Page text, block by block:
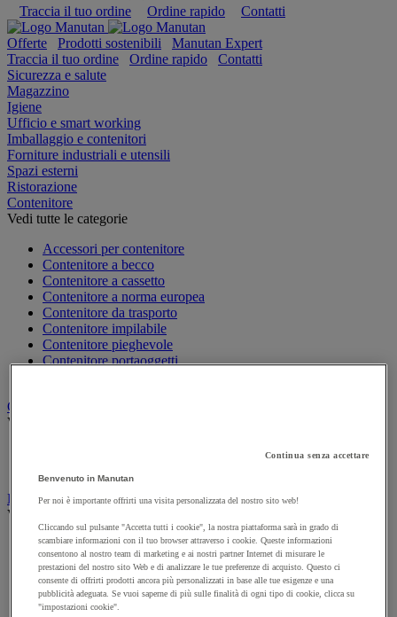
Traccia il tuo ordine
Ordine rapido Contatti
Offerte Prodotti sostenibili
Manutan Expert
Traccia il tuo ordine
Ordine rapido
Contatti
Sicurezza e salute
Magazzino
Igiene
Ufficio e smart working
Imballaggio e contenitori
Forniture industriali e utensili
Spazi esterni
Ristorazione
Contenitore
Vedi tutte le categorie
Accessori per contenitore
Contenitore a becco
Contenitore a cassetto
Contenitore a norma europea
Contenitore da trasporto
Contenitore impilabile
Contenitore pieghevole
Contenitore portaoggetti
Cutter di sicurezza
Vedi tutte le categorie
Accessori per cutter di sicurezza e multifunzione
Etichetta e marcatura
Vedi tutte le categorie
Busta portadocumenti
Etichetta di marcatura e pistola etichettatrice
Etichetta per spedizione e distributore
Etichettatrice
Stencil
Continua senza accettare
Benvenuto in Manutan
Per noi è importante offrirti una visita personalizzata del nostro sito web!
Cliccando sul pulsante "Accetta tutti i cookie", la nostra piattaforma sarà in grado di
scambiare informazioni con il tuo browser attraverso i cookie. Queste informazioni
consentono al nostro team di marketing e ai nostri partner Internet di misurare le
prestazioni del nostro sito Web e di analizzare le tue preferenze di acquisto. Questo ci
consente di offrirti prodotti ancora più personalizzati in base alle tue esigenze e una
pubblicità adeguata. Se vuoi saperne di più sulle finalità di ogni tipo di cookie, clicca su
"impostazioni cookie".